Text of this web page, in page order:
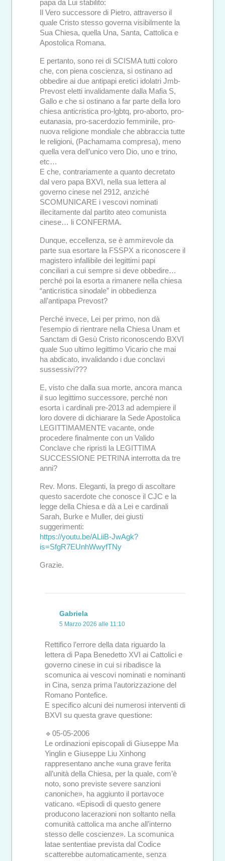
papa da Lui stabilito:
Il Vero successore di Pietro, attraverso il
quale Cristo stesso governa visibilmente la
Sua Chiesa, quella Una, Santa, Cattolica e
Apostolica Romana.
E pertanto, sono rei di SCISMA tutti coloro
che, con piena coscienza, si ostinano ad
obbedire ai due antipapi eretici idolatri Jmb-
Prevost eletti invalidamente dalla Mafia S,
Gallo e che si ostinano a far parte della loro
chiesa anticristica pro-lgbtq, pro-aborto, pro-
eutanasia, pro-sacerdozio femminile, pro-
nuova religione mondiale che abbraccia tutte
le religioni, (Pachamama compresa), meno
quella vera dell’unico vero Dio, uno e trino,
etc…
E che, contrariamente a quanto decretato
dal vero papa BXVI, nella sua lettera al
governo cinese nel 2912, anziché
SCOMUNICARE i vescovi nominati
illecitamente dal partito ateo comunista
cinese… li CONFERMA.
Dunque, eccellenza, se è ammirevole da
parte sua esortare la FSSPX a riconoscere il
magistero infallibile dei legittimi papi
conciliari a cui sempre si deve obbedire…
perché poi la esorta a rimanere nella chiesa
“anticristica sinodale” in obbedienza
all’antipapa Prevost?
Perché invece, Lei per primo, non dà
l’esempio di rientrare nella Chiesa Unam et
Sanctam di Gesù Cristo riconoscendo BXVI
quale Suo ultimo legittimo Vicario che mai
ha abdicato, invalidando i due conclavi
sussessivi???
E, visto che dalla sua morte, ancora manca
il suo legittimo successore, perché non
esorta i cardinali pre-2013 ad adempiere il
loro dovere di dichiarare la Sede Apostolica
LEGITTIMAMENTE vacante, onde
procedere finalmente con un Valido
Conclave che ripristi la LEGITTIMA
SUCCESSIONE PETRINA interrotta da tre
anni?
Rev. Mons. Eleganti, la prego di ascoltare
questo sacerdote che conosce il CJC e la
legge della Chiesa e dà a Lei e cardinali
Sarah, Burke e Muller, dei giusti
suggerimenti:
https://youtu.be/ALiiB-JwAgk?
is=SfgR7EUnhWwyfTNy
Grazie.
Gabriela
5 Marzo 2026 alle 11:10
Rettifico l’errore della data riguardo la
lettera di Papa Benedetto XVI ai Cattolici e
governo cinese in cui si ribadisce la
scomunica ai vescovi nominati e nominanti
in Cina, senza prima l’autorizzazione del
Romano Pontefice.
E specifico alcuni dei numerosi interventi di
BXVI su questa grave questione:
🔹05-05-2006
Le ordinazioni episcopali di Giuseppe Ma
Yinglin e Giuseppe Liu Xinhong
rappresentano anche «una grave ferita
all’unità della Chiesa, per la quale, com’è
noto, sono previste severe sanzioni
canoniche», ha aggiunto il portavoce
vaticano. «Episodi di questo genere
producono lacerazioni non soltanto nella
comunità cattolica ma anche all’interno
stesso delle coscienze». La scomunica
latae sententiae prevista dal Codice
scatterebbe automaticamente, senza